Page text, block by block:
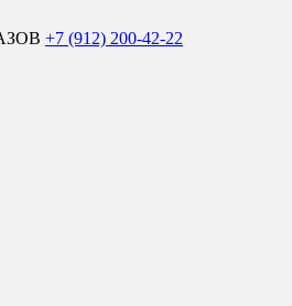
+7 (912) 200-42-22